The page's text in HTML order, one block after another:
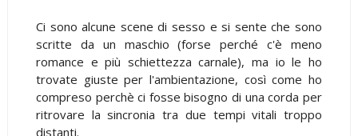
Ci sono alcune scene di sesso e si sente che sono
scritte da un maschio (forse perché c'è meno
romance e più schiettezza carnale), ma io le ho
trovate giuste per l'ambientazione, così come ho
compreso perchè ci fosse bisogno di una corda per
ritrovare la sincronia tra due tempi vitali troppo
distanti.